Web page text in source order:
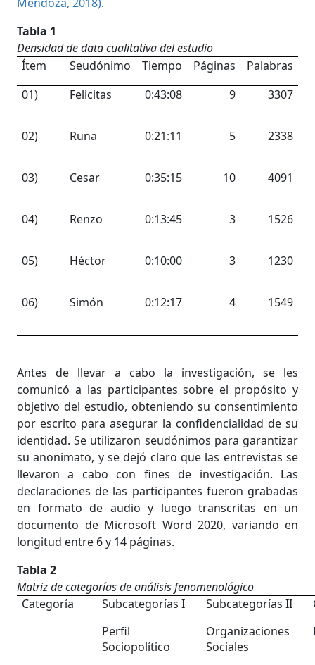
Tabla 1
Densidad de data cualitativa del estudio
Ítem
Seudónimo Tiempo Páginas
Palabras
01)
Felicitas 0:43:08 9 3307
02) Runa 0:21:11 5 2338
03) Cesar 0:35:15 10 4091
04) Renzo 0:13:45 3 1526
05) Héctor 0:10:00 3 1230
06) Simón 0:12:17 4 1549
Antes de llevar a cabo la investigación, se les
comunicó a las participantes sobre el propósito y
objetivo del estudio, obteniendo su consentimiento
por escrito para asegurar la confidencialidad de su
identidad. Se utilizaron seudónimos para garantizar
su anonimato, y se dejó claro que las entrevistas se
llevaron a cabo con fines de investigación. Las
declaraciones de las participantes fueron grabadas
en formato de audio y luego transcritas en un
documento de Microsoft Word 2020, variando en
longitud entre 6 y 14 páginas.
Tabla 2
Matriz de categorías de análisis fenomenológico
Categoría
Subcategorías I Subcategorías II
Perfil
Sociopolítico
Organizaciones
Sociales